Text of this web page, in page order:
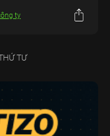
ty
TƯ